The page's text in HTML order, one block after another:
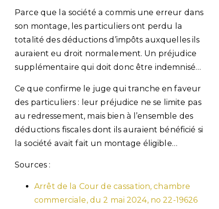
Parce que la société a commis une erreur dans
son montage, les particuliers ont perdu la
totalité des déductions d’impôts auxquelles ils
auraient eu droit normalement. Un préjudice
supplémentaire qui doit donc être indemnisé…
Ce que confirme le juge qui tranche en faveur
des particuliers : leur préjudice ne se limite pas
au redressement, mais bien à l’ensemble des
déductions fiscales dont ils auraient bénéficié si
la société avait fait un montage éligible…
Sources :
Arrêt de la Cour de cassation, chambre
commerciale, du 2 mai 2024, no 22-19626